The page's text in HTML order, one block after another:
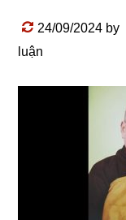
24/09/2024 by
luận